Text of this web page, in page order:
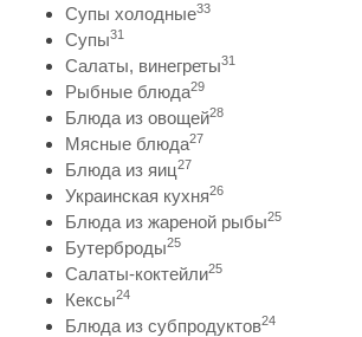
Супы холодные33
Супы31
Салаты, винегреты31
Рыбные блюда29
Блюда из овощей28
Мясные блюда27
Блюда из яиц27
Украинская кухня26
Блюда из жареной рыбы25
Бутерброды25
Салаты-коктейли25
Кексы24
Блюда из субпродуктов24